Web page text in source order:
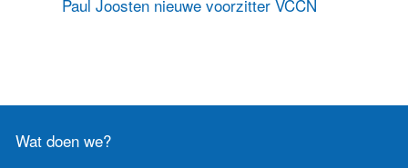
Paul Joosten nieuwe voorzitter VCCN
Wat doen we?
Contact